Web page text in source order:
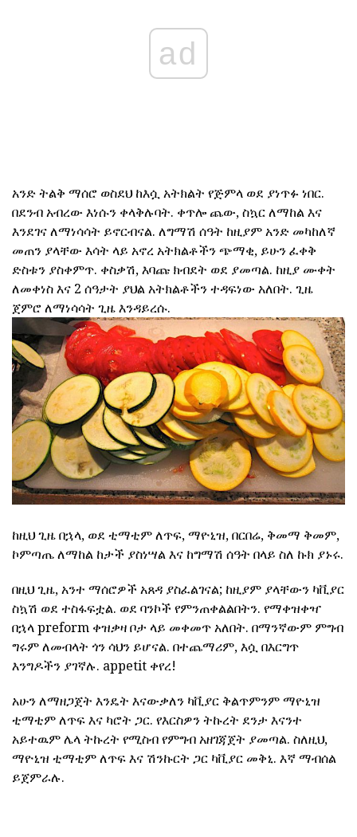
ad
አንድ ትልቅ ማሰሮ ወስደህ ከእሷ አትክልት የጅምላ ወደ ያነጥፉ ነበር.
በደንብ አብረው እነሱን ቀላቅሉባት. ቀጥሎ ጨው, ስኳር ለማከል እና
እንደገና ለማነሳሳት ይኖርብናል. ለግማሽ ሰዓት ከዚያም አንድ መካከለኛ
መጠን ያላቸው እሳት ላይ አኖረ አትክልቶችን ጭማቂ, ይሁን ፈቀቅ
ድስቱን ያስቀምጥ. ቀስቃሽ, እባጩ ክብደት ወደ ያመጣል. ከዚያ ሙቀት
ለመቀነስ እና 2 ሰዓታት ያህል አትክልቶችን ተዳፍነው አለበት. ጊዜ
ጀምሮ ለማነሳሳት ጊዜ እንዳይረሱ.
ከዚህ ጊዜ በኋላ, ወደ ቲማቲም ለጥፍ, ማዮኒዝ, በርበሬ, ቅመማ ቅመም,
ኮምጣጤ ለማከል ከታች ያስነሣል እና ከግማሽ ሰዓት በላይ ስለ ኩክ ያኑሩ.
በዚህ ጊዜ, አንተ ማሰሮዎች አጸዳ ያስፈልገናል; ከዚያም ያላቸውን ካቪያር
ስኳሽ ወደ ተስፋፍቷል. ወደ ባንኮች የምንጠቀልልበትን. የማቀዝቀዣ
በኋላ preform ቀዝቃዛ ቦታ ላይ መቀመጥ አለበት. በማንኛውም ምግብ
ግሩም ለመብላት ጎን ሳህን ይሆናል. በተጨማሪም, እሷ በእርግጥ
እንግዶችን ያገኛሉ. appetit ቀየረ!
አሁን ለማዘጋጀት እንዴት እናውቃለን ካቪያር ቅልጥምንም ማዮኒዝ
ቲማቲም ለጥፍ እና ካሮት ጋር. የእርስዎን ትኩረት ደንታ እናንተ
አይተዉም ሌላ ትኩረት የሚስብ የምግብ አዘገጃጀት ያመጣል. ስለዚህ,
ማዮኒዝ ቲማቲም ለጥፍ እና ሽንኩርት ጋር ካቪያር መቅኒ. እኛ ማብሰል
ይጀምራሉ.